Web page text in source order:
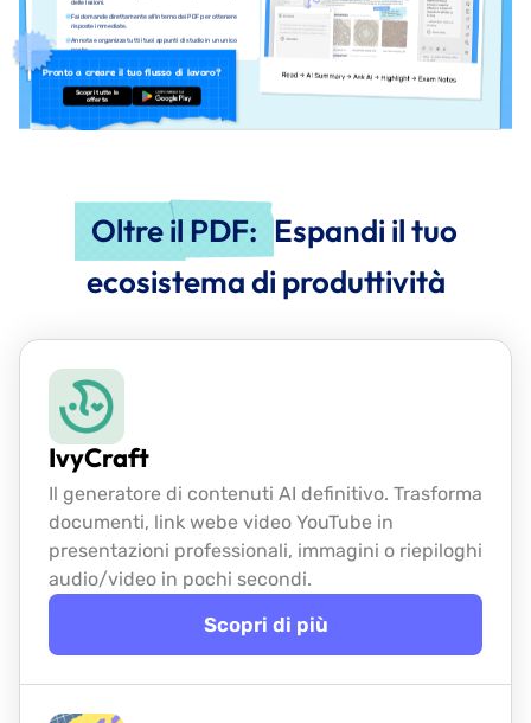
delle lezioni.
Fai domande direttamente all'interno dei PDF per ottenere
risposte immediate.
Annota e organizza tutti i tuoi appunti di studio in un unico
posto.
Pronto a creare il tuo flusso di lavoro?
Scopri tutte le
offerte
Download Gratis
Oltre il PDF: Espandi il tuo
ecosistema di produttività
IvyCraft
Il generatore di contenuti AI definitivo. Trasforma
documenti, link webe video YouTube in
presentazioni professionali, immagini o riepiloghi
audio/video in pochi secondi.
Scopri di più